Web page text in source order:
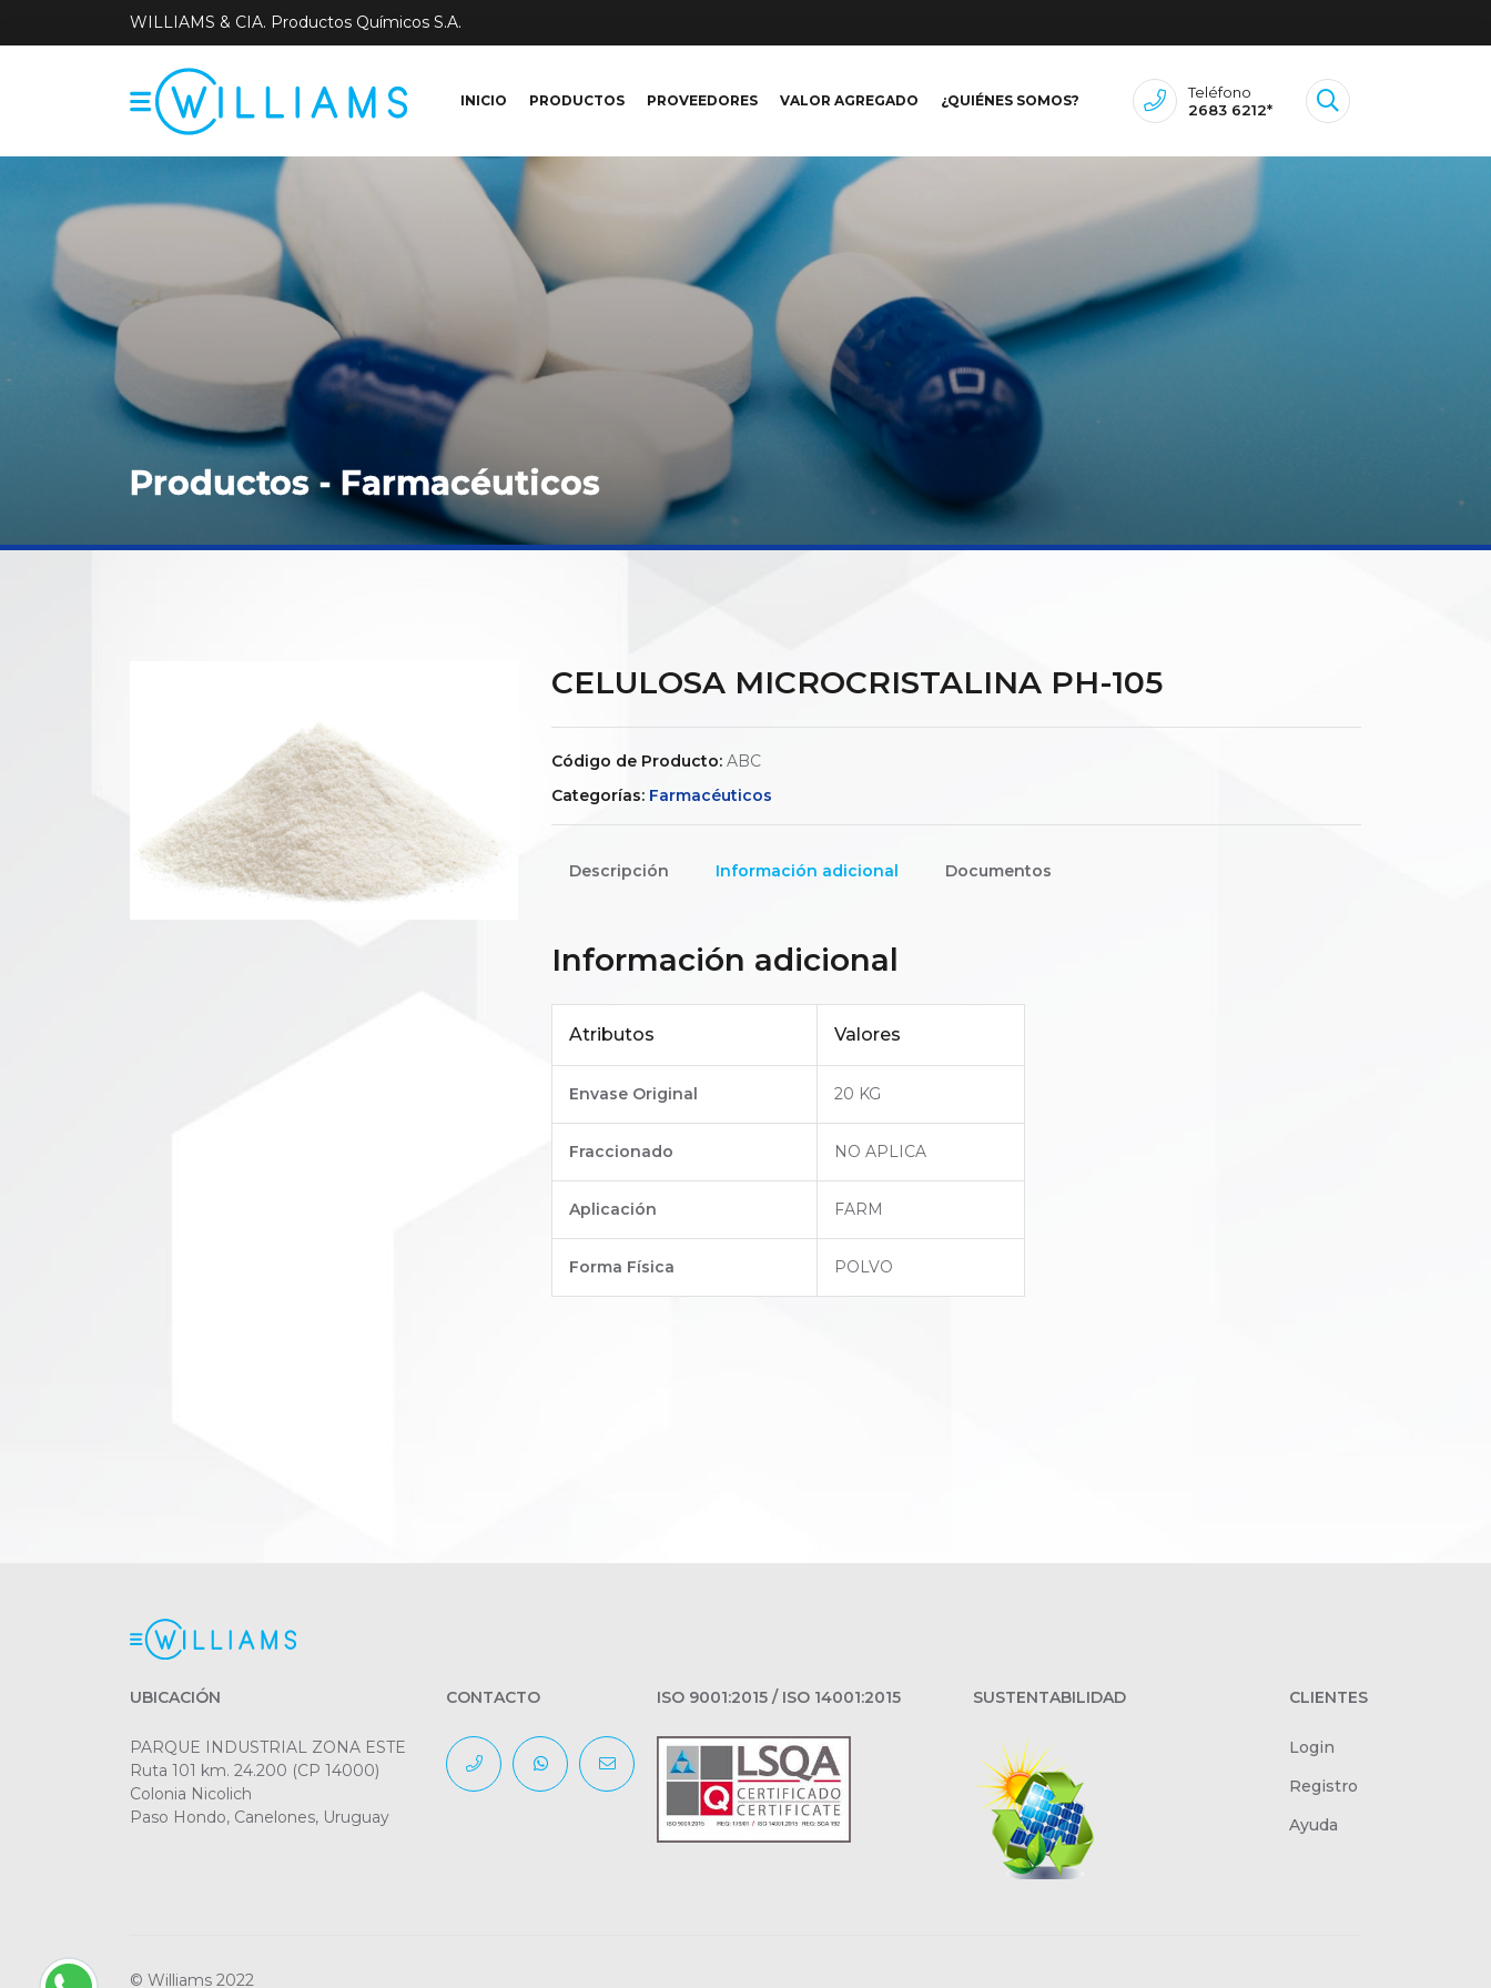
WILLIAMS & CIA. Productos Químicos S.A.
INICIO PRODUCTOS PROVEEDORES VALOR AGREGADO ¿QUIÉNES SOMOS?
Teléfono
2683 6212*
Productos - Farmacéuticos
CELULOSA MICROCRISTALINA PH-105
Código de Producto: ABC
Categorías: Farmacéuticos
Descripción Información adicional Documentos
Información adicional
Atributos Valores
Envase Original 20 KG
Fraccionado NO APLICA
Aplicación FARM
Forma Física POLVO
UBICACIÓN
PARQUE INDUSTRIAL ZONA ESTE
Ruta 101 km. 24.200 (CP 14000)
Colonia Nicolich
Paso Hondo, Canelones, Uruguay
CONTACTO ISO 9001:2015 / ISO 14001:2015 SUSTENTABILIDAD CLIENTES
Login
Registro
Ayuda
© Williams 2022